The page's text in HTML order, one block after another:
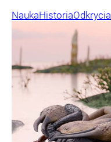
NaukaHistoriaOdkrycia